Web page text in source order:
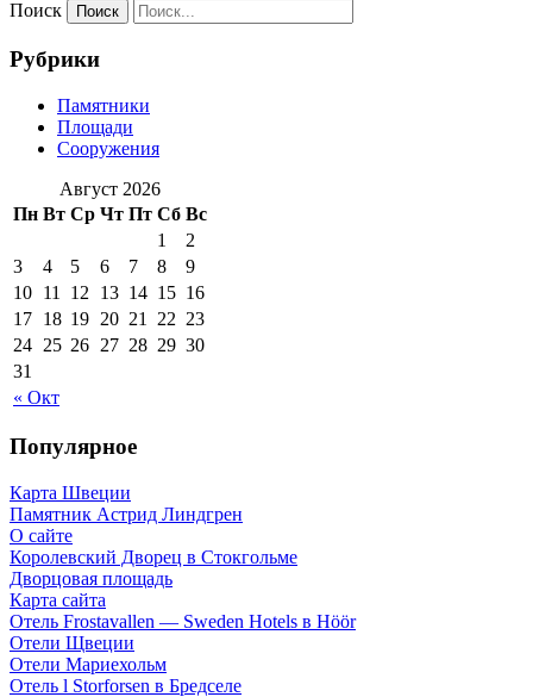
Поиск
Рубрики
Памятники
Площади
Сооружения
Август 2026
Пн Вт Ср Чт Пт Сб Вс
« Окт
1
2
3
4 5 6 7 8
9
10 11 12 13 14 15 16
17 18 19 20 21 22 23
24 25 26 27 28 29 30
31
Популярное
Карта Швеции
Памятник Астрид Линдгрен
О сайте
Королевский Дворец в Стокгольме
Дворцовая площадь
Карта сайта
Отель Frostavallen — Sweden Hotels в Höör
Отели Щвеции
Отели Мариехольм
Отель l Storforsen в Бредселе